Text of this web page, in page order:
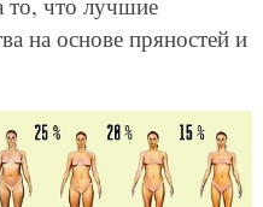
на основе пряностей и